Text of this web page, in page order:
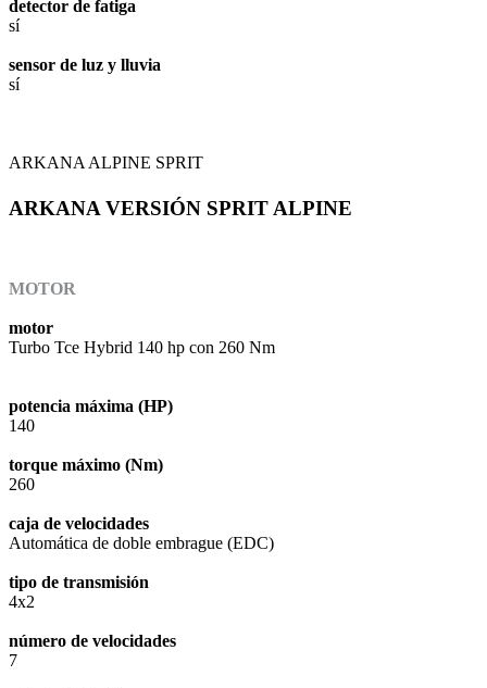
detector de fatiga
sí
sensor de luz y lluvia
sí
ARKANA ALPINE SPRIT
ARKANA VERSIÓN SPRIT ALPINE
MOTOR
motor
Turbo Tce Hybrid 140 hp con 260 Nm
potencia máxima (HP)
140
torque máximo (Nm)
260
caja de velocidades
Automática de doble embrague (EDC)
tipo de transmisión
4x2
número de velocidades
7